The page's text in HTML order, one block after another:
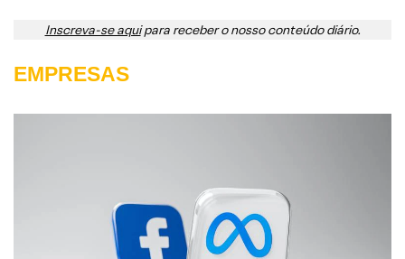
Inscreva-se aquipara receber o nosso conteúdo diário.
EMPRESAS